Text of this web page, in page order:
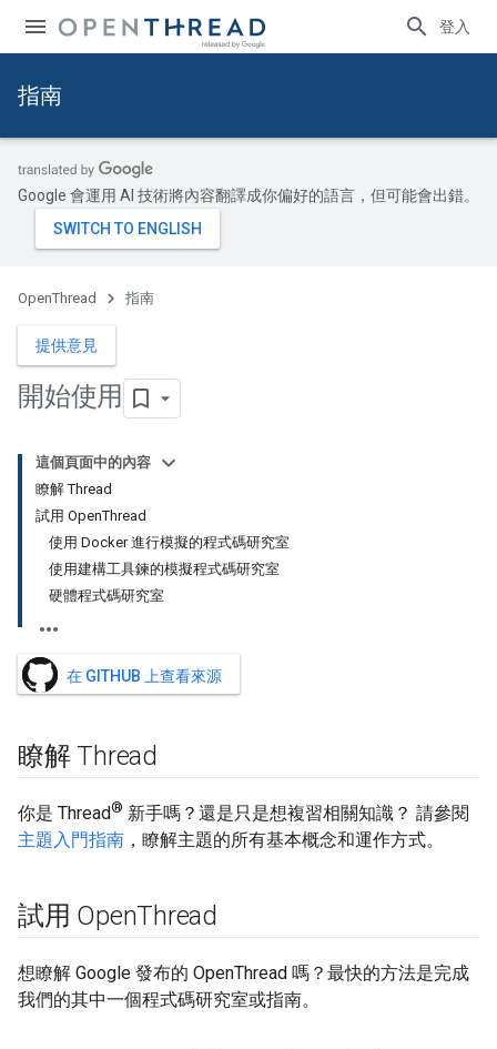
登入
指南
Google 會運用 AI 技術將內容翻譯成你偏好的語言，但可能會出錯。
OpenThread 指南
提供意見
開始使用
這個頁面中的內容
瞭解 Thread
試用 OpenThread
使用 Docker 進行模擬的程式碼研究室
使用建構工具鍊的模擬程式碼研究室
硬體程式碼研究室
在 GITHUB 上查看來源
瞭解 Thread
你是 Thread® 新手嗎？還是只是想複習相關知識？ 請參閱
主題入門指南 ，瞭解主題的所有基本概念和運作方式。
試用 OpenThread
想瞭解 Google 發布的 OpenThread 嗎？最快的方法是完成
我們的其中一個程式碼研究室或指南。